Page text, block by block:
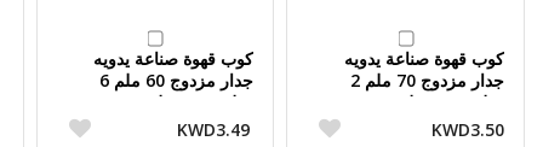
كوب قهوة صناعة يدويه
جدار مزدوج 70 ملم 2
قطعة من مولوم
KWD3.50
كوب قهوة صناعة يدويه
جدار مزدوج 60 ملم 6
قطعة من مولوم
KWD3.49